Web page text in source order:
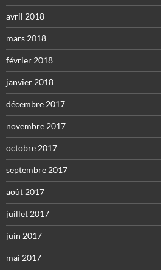
avril 2018
mars 2018
février 2018
janvier 2018
décembre 2017
novembre 2017
octobre 2017
septembre 2017
août 2017
juillet 2017
juin 2017
mai 2017